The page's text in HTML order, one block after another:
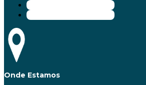
Onde Estamos